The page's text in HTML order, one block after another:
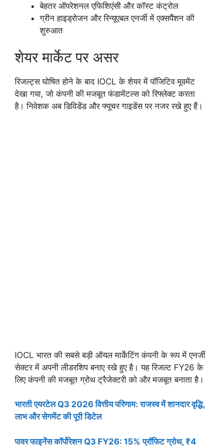
बेहतर ऑपरेशनल एफिशिएंसी और कॉस्ट कंट्रोल
ग्रीन हाइड्रोजन और रिन्यूएबल एनर्जी में एक्सपैंशन की
शुरुआत
शेयर मार्केट पर असर
रिजल्ट्स घोषित होने के बाद IOCL के शेयर में पॉजिटिव मूवमेंट
देखा गया, जो कंपनी की मजबूत फंडामेंटल्स को रिफ्लेक्ट करता
है। निवेशक अब डिविडेंड और फ्यूचर गाइडेंस पर नजर रखे हुए हैं।
IOCL भारत की सबसे बड़ी ऑयल मार्केटिंग कंपनी के रूप में एनर्जी
सेक्टर में अपनी लीडरशिप बनाए रखे हुए है। यह रिजल्ट FY26 के
लिए कंपनी की मजबूत ग्रोथ ट्रैजेक्टरी को और मजबूत बनाता है।
भारती एयरटेल Q3 2026 वित्तीय परिणाम: राजस्व में शानदार वृद्धि,
लाभ और सेगमेंट की पूरी डिटेल
पावर फाइनेंस कॉर्पोरेशन Q3 FY26: 15% प्रॉफिट ग्रोथ, ₹4